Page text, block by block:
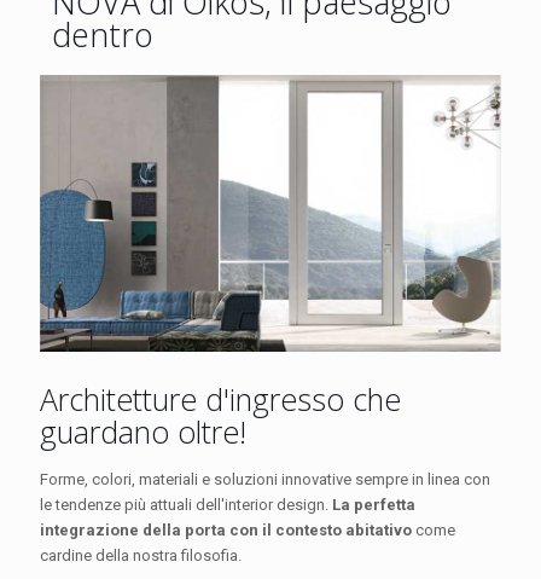
dentro
Architetture d'ingresso che
guardano oltre!
Forme, colori, materiali e soluzioni innovative sempre in linea con
le tendenze più attuali dell'interior design. La perfetta
integrazione della porta con il contesto abitativo come
cardine della nostra filosofia.